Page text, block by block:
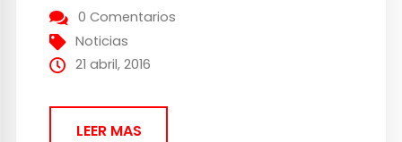
que su propio nombre indica, una beta de
testeo. «La industria ha tomado la palabra
beta y la ha retorcido para...
0 Comentarios
Noticias
21 abril, 2016
LEER MAS